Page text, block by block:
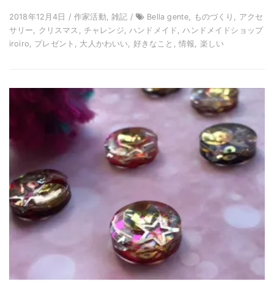
2018年12月4日 / 作家活動, 雑記 /
Bella gente, ものづくり, アクセ
サリー, クリスマス, チャレンジ, ハンドメイド, ハンドメイドショップ
iroiro, プレゼント, 大人かわいい, 好きなこと, 情報, 楽しい